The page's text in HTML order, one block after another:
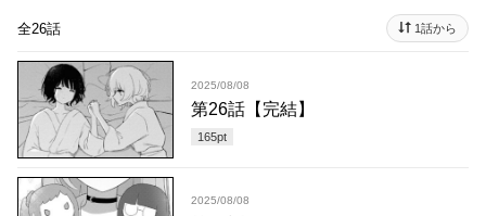
全26話 1話から
2025/08/08
第26話【完結】
165pt
2025/08/08